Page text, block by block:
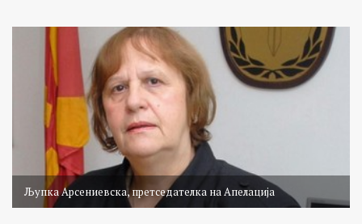
Љупка Арсениевска, претседателка на Апелација